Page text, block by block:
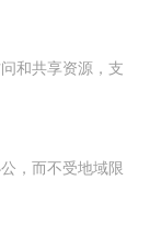
和共享资源，支
，而不受地域限